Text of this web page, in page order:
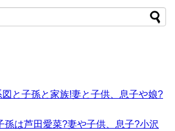
と子孫と家族!妻と子供、息子や娘?
孫は芦田愛菜?妻や子供、息子?小沢